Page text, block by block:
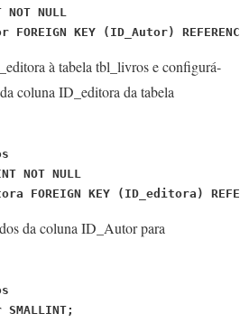
NULL
FOREIGN KEY (ID_Autor)
à tabela tbl_livros e configurá-
coluna ID_editora da tabela
NOT NULL
FOREIGN KEY (ID_editora)
da coluna ID_Autor para
SMALLINT;